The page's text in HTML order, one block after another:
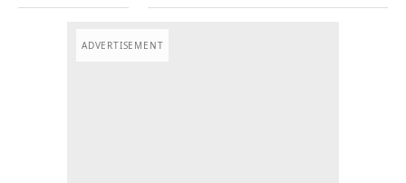
ADVERTISEMENT